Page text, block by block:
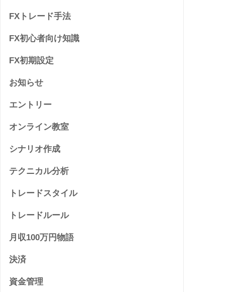
FXトレード手法
FX初心者向け知識
FX初期設定
お知らせ
エントリー
オンライン教室
シナリオ作成
テクニカル分析
トレードスタイル
トレードルール
月収100万円物語
決済
資金管理